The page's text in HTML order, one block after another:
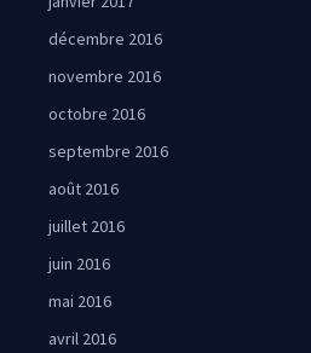
décembre 2016
novembre 2016
octobre 2016
septembre 2016
août 2016
juillet 2016
juin 2016
mai 2016
avril 2016